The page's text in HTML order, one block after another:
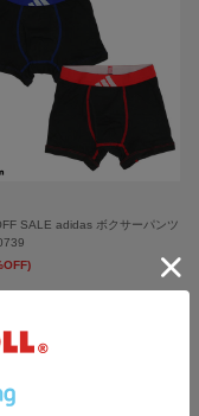
SALE adidas ボクサーパンツ